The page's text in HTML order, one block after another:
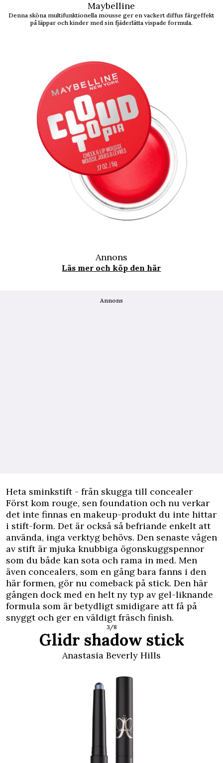
Maybelline
Denna sköna multifunktionella mousse ger en vackert diffus färgeffekt
på läppar och kinder med sin fjäderlätta vispade formula.
Annons
Läs mer och köp den här
Annons
Heta sminkstift - från skugga till concealer
Först kom rouge, sen foundation och nu verkar
det inte finnas en makeup-produkt du inte hittar
i stift-form. Det är också så befriande enkelt att
använda, inga verktyg behövs. Den senaste vågen
av stift är mjuka knubbiga ögonskuggspennor
som du både kan sota och rama in med. Men
även concealers, som en gång bara fanns i den
här formen, gör nu comeback på stick. Den här
gången dock med en helt ny typ av gel-liknande
formula som är betydligt smidigare att få på
snyggt och ger en väldigt fräsch finish.
3/8
Glidr shadow stick
Anastasia Beverly Hills